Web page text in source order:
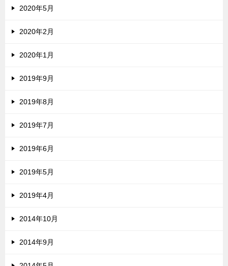
2020年5月
2020年2月
2020年1月
2019年9月
2019年8月
2019年7月
2019年6月
2019年5月
2019年4月
2014年10月
2014年9月